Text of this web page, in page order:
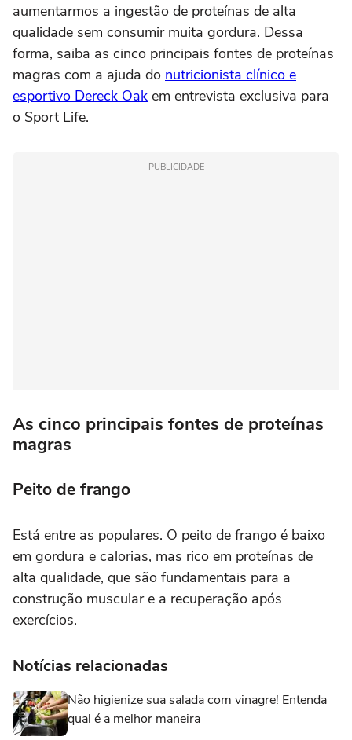
aumentarmos a ingestão de proteínas de alta
qualidade sem consumir muita gordura. Dessa
forma, saiba as cinco principais fontes de proteínas
magras com a ajuda do nutricionista clínico e
esportivo Dereck Oak em entrevista exclusiva para
o Sport Life.
PUBLICIDADE
As cinco principais fontes de proteínas
magras
Peito de frango
Está entre as populares. O peito de frango é baixo
em gordura e calorias, mas rico em proteínas de
alta qualidade, que são fundamentais para a
construção muscular e a recuperação após
exercícios.
Notícias relacionadas
Não higienize sua salada com vinagre! Entenda
qual é a melhor maneira